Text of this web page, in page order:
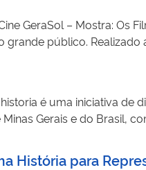
na formação de
voltada ao público
do setor
GeraSol – Mostra: Os
público.
exibição, estimulando o
o projeto
a diversidade da
é uma iniciativa
Gerais e do Brasil,
História para